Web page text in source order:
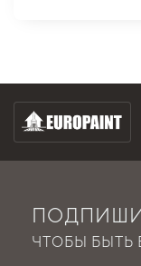
ЧТОБЫ БЫТЬ